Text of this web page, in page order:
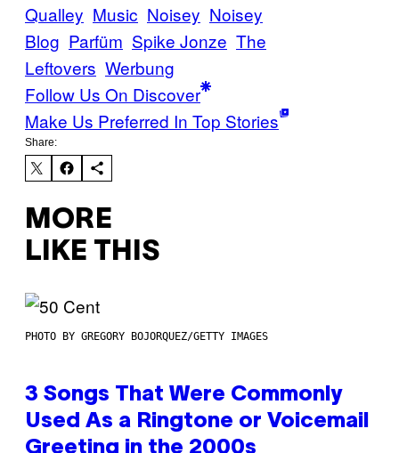
Qualley Music Noisey Noisey
Blog Parfüm Spike Jonze The
Leftovers Werbung
Follow Us On Discover
Make Us Preferred In Top Stories
Share:
MORE
LIKE THIS
PHOTO BY GREGORY BOJORQUEZ/GETTY IMAGES
3 Songs That Were Commonly
Used As a Ringtone or Voicemail
Greeting in the 2000s